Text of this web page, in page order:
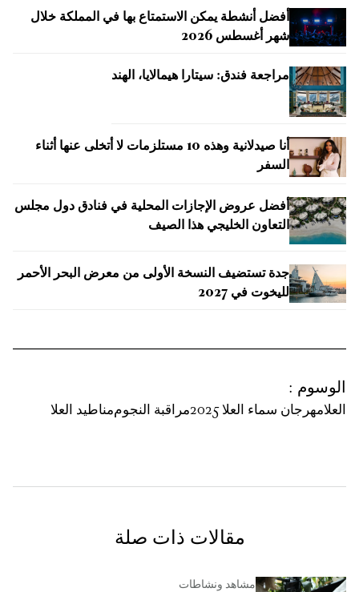
أفضل أنشطة يمكن الاستمتاع بها في المملكة خلال
شهر أغسطس 2026
مراجعة فندق: سيتارا هيمالايا، الهند
أنا صيدلانية وهذه 10 مستلزمات لا أتخلى عنها أثناء
السفر
أفضل عروض الإجازات المحلية في فنادق دول مجلس
التعاون الخليجي هذا الصيف
جدة تستضيف النسخة الأولى من معرض البحر الأحمر
لليخوت في 2027
الوسوم :
العلامهرجان سماء العلا 2025 مراقبة النجوممناطيد العلا
مقالات ذات صلة
مشاهد ونشاطات